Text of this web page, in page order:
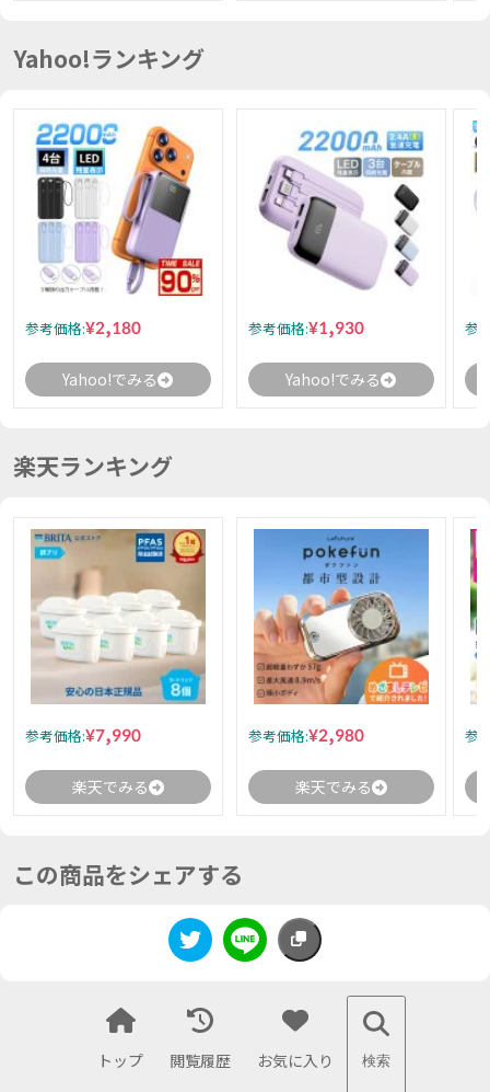
Yahoo!ランキング
参考価格:¥2,180
Yahoo!でみる
参考価格:¥1,930
Yahoo!でみる
参
楽天ランキング
参考価格:¥7,990
楽天でみる
参考価格:¥2,980
楽天でみる
参
この商品をシェアする
トップ 閲覧履歴 お気に入り 検索